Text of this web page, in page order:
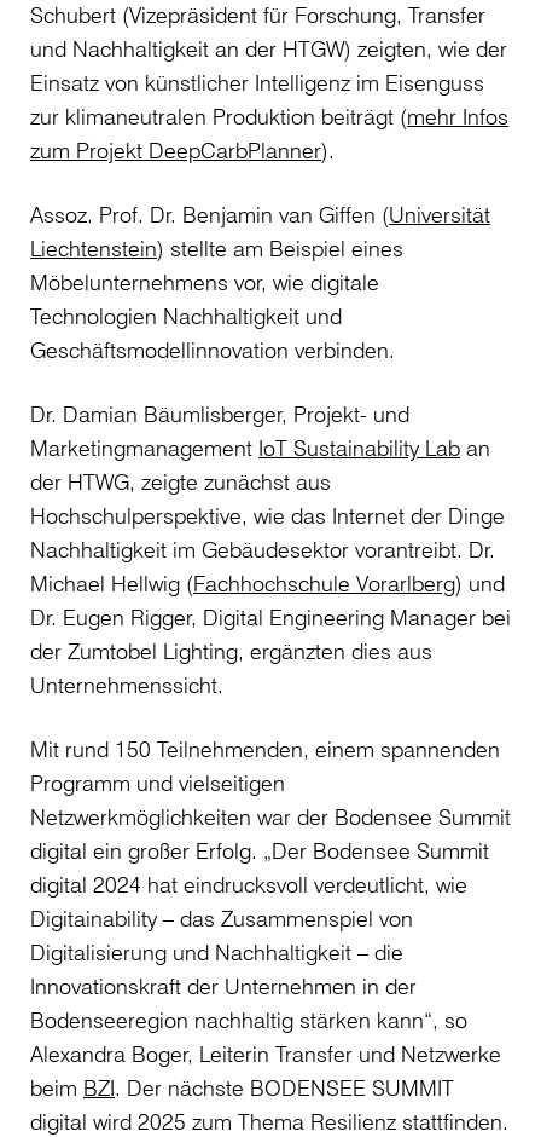
Schubert (Vizepräsident für Forschung, Transfer
und Nachhaltigkeit an der HTGW) zeigten, wie der
Einsatz von künstlicher Intelligenz im Eisenguss
zur klimaneutralen Produktion beiträgt (mehr Infos
zum Projekt DeepCarbPlanner).
Assoz. Prof. Dr. Benjamin van Giffen (Universität
Liechtenstein) stellte am Beispiel eines
Möbelunternehmens vor, wie digitale
Technologien Nachhaltigkeit und
Geschäftsmodellinnovation verbinden.
Dr. Damian Bäumlisberger, Projekt- und
Marketingmanagement IoT Sustainability Lab an
der HTWG, zeigte zunächst aus
Hochschulperspektive, wie das Internet der Dinge
Nachhaltigkeit im Gebäudesektor vorantreibt. Dr.
Michael Hellwig (Fachhochschule Vorarlberg) und
Dr. Eugen Rigger, Digital Engineering Manager bei
der Zumtobel Lighting, ergänzten dies aus
Unternehmenssicht.
Mit rund 150 Teilnehmenden, einem spannenden
Programm und vielseitigen
Netzwerkmöglichkeiten war der Bodensee Summit
digital ein großer Erfolg. „Der Bodensee Summit
digital 2024 hat eindrucksvoll verdeutlicht, wie
Digitainability – das Zusammenspiel von
Digitalisierung und Nachhaltigkeit – die
Innovationskraft der Unternehmen in der
Bodenseeregion nachhaltig stärken kann“, so
Alexandra Boger, Leiterin Transfer und Netzwerke
beim BZI. Der nächste BODENSEE SUMMIT
digital wird 2025 zum Thema Resilienz stattfinden.